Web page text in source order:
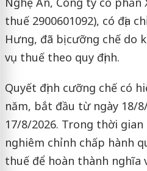
thuế 2900601092), có địa
Hưng, đã bị cưỡng chế do
vụ thuế theo quy định.
Quyết định cưỡng chế có
năm, bắt đầu từ ngày 18/
17/8/2026. Trong thời gian
nghiêm chỉnh chấp hành
thuế để hoàn thành nghĩa